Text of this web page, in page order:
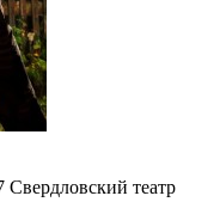
Свердловский театр